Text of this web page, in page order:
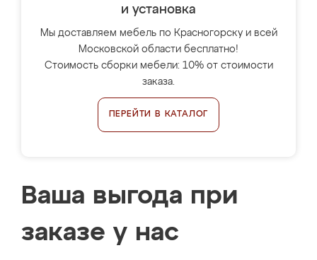
и установка
Мы доставляем мебель по Красногорску и всей
Московской области бесплатно!
Стоимость сборки мебели: 10% от стоимости
заказа.
ПЕРЕЙТИ В КАТАЛОГ
Ваша выгода при
заказе у нас